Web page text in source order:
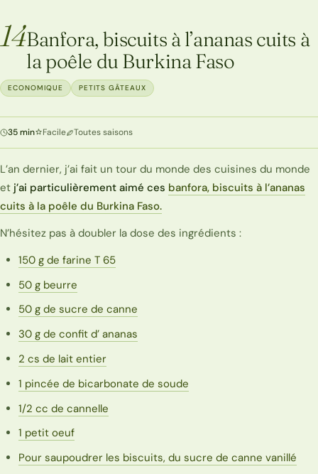
14Banfora, biscuits à l’ananas cuits à
la poêle du Burkina Faso
ECONOMIQUE PETITS GÂTEAUX
35 min Facile Toutes saisons
L’an dernier, j’ai fait un tour du monde des cuisines du monde
et j’ai particulièrement aimé ces banfora, biscuits à l’ananas
cuits à la poêle du Burkina Faso.
N’hésitez pas à doubler la dose des ingrédients :
150 g de farine T 65
50 g beurre
50 g de sucre de canne
30 g de confit d’ ananas
2 cs de lait entier
1 pincée de bicarbonate de soude
1/2 cc de cannelle
1 petit oeuf
Pour saupoudrer les biscuits, du sucre de canne vanillé